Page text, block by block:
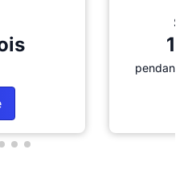
pendant